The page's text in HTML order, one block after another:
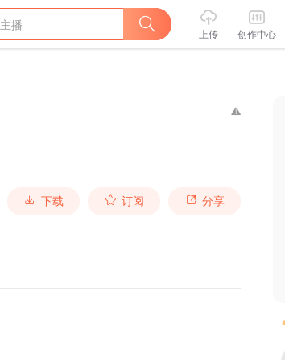
上传 创作中心
下载 订阅 分享